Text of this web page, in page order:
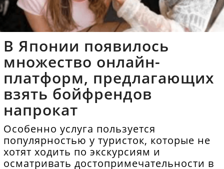
В Японии появилось
множество онлайн-
платформ, предлагающих
взять бойфрендов
напрокат
Особенно услуга пользуется
популярностью у туристок, которые не
хотят ходить по экскурсиям и
осматривать достопримечательности в